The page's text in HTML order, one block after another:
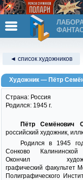
◄ список художников
Художник — Пётр
Страна: Россия
Родился: 1945 г.
Пётр Семёнович
российский художник,
Родился в 1945
Сонково Калининской
Окончил
графический факультет
Полиграфического